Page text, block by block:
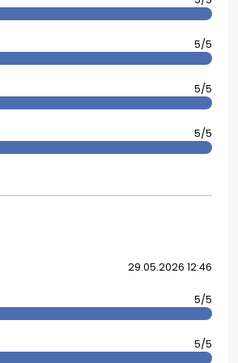
5/5
5/5
5/5
29.05.2026 12:46
5/5
5/5